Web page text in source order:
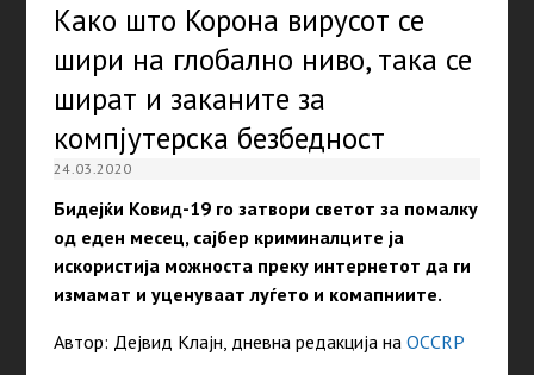
Како што Корона вирусот се
шири на глобално ниво, така се
шират и заканите за
компјутерска безбедност
24.03.2020
Бидејќи Ковид-19 го затвори светот за помалку
од еден месец, сајбер криминалците ја
искористија можноста преку интернетот да ги
измамат и уценуваат луѓето и комапниите.
Автор: Дејвид Клајн, дневна редакција на OCCRP